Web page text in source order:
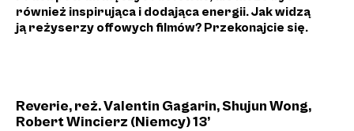
również inspirująca i dodająca energii. Jak widzą
ją reżyserzy offowych filmów? Przekonajcie się.
Reverie, reż. Valentin Gagarin, Shujun Wong,
Robert Wincierz (Niemcy) 13’